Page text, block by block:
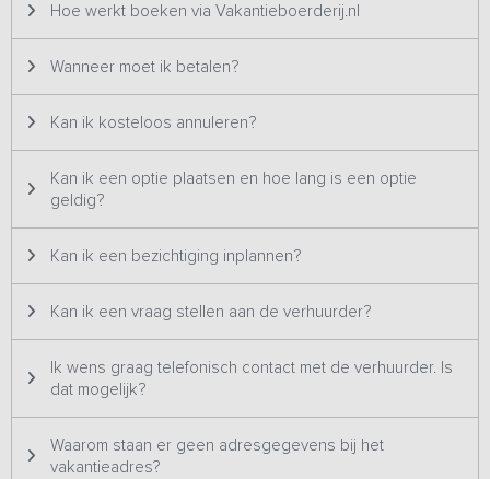
kookworkshop en nog veel meer. Vraag naar de verschillende
mogelijkheden.
Hoe werkt boeken via Vakantieboerderij.nl
Wanneer moet ik betalen?
Kan ik kosteloos annuleren?
Kan ik een optie plaatsen en hoe lang is een optie
geldig?
Kan ik een bezichtiging inplannen?
Kan ik een vraag stellen aan de verhuurder?
Ik wens graag telefonisch contact met de verhuurder. Is
dat mogelijk?
Waarom staan er geen adresgegevens bij het
vakantieadres?